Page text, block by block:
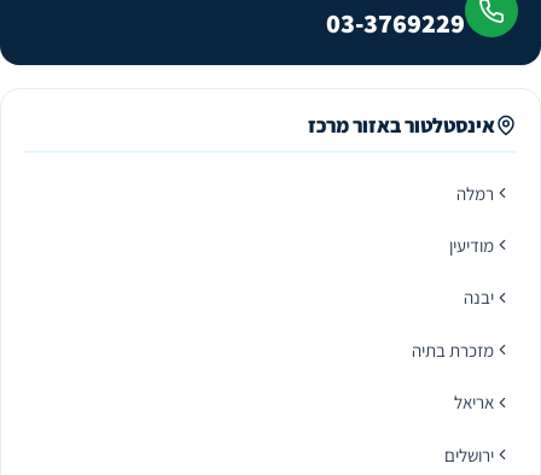
03-3769229
אינסטלטור באזור מרכז
רמלה
מודיעין
יבנה
מזכרת בתיה
אריאל
ירושלים